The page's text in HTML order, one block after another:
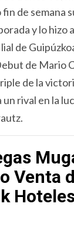
de semana
y lo hizo
de
de Mario
de la
rival en la
Venta